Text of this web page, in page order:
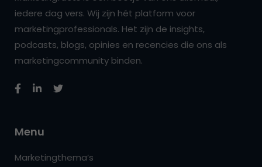
iedere dag vers. Wij zijn hét platform voor
marketingprofessionals. Het zijn de insights,
podcasts, blogs, opinies en recencies die ons als
marketingcommunity binden.
Menu
Marketingthema’s